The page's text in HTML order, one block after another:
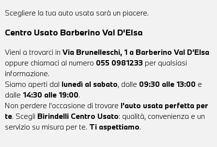
Scegliere la tua auto usata sarà un piacere.
Centro Usato Barberino Val D'Elsa
Vieni a trovarci in Via Brunelleschi, 1 a Barberino Val D'Elsa
oppure chiamaci al numero 055 0981233 per qualsiasi
informazione.
Siamo aperti dal lunedì al sabato, dalle 09:30 alle 13:00 e
dalle 14:30 alle 19:00.
Non perdere l'occasione di trovare l'auto usata perfetta per
te. Scegli Birindelli Centro Usato: qualità, convenienza e un
servizio su misura per te. Ti aspettiamo.